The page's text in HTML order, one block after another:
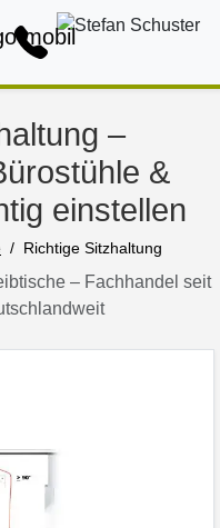
–
&
einstellen
Richtige Sitzhaltung
– Fachhandel seit